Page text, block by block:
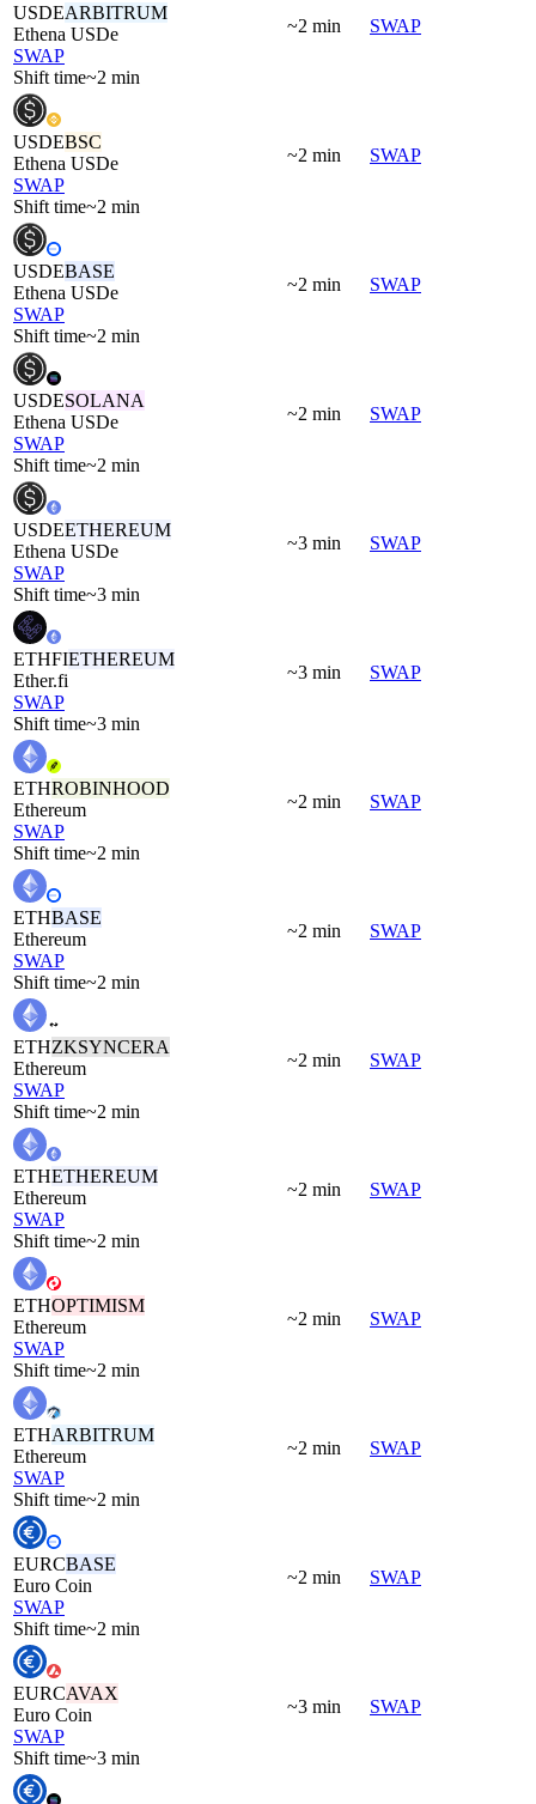
USDEARBITRUM
Ethena USDe
SWAP
Shift time~2 min
~2 min SWAP
USDEBSC
Ethena USDe
SWAP
Shift time~2 min
~2 min SWAP
USDEBASE
Ethena USDe
SWAP
Shift time~2 min
~2 min SWAP
USDESOLANA
Ethena USDe
SWAP
Shift time~2 min
~2 min SWAP
USDEETHEREUM
Ethena USDe
SWAP
Shift time~3 min
~3 min SWAP
ETHFIETHEREUM
Ether.fi
SWAP
Shift time~3 min
~3 min SWAP
ETHROBINHOOD
Ethereum
SWAP
Shift time~2 min
~2 min SWAP
ETHBASE
Ethereum
SWAP
Shift time~2 min
~2 min SWAP
ETHZKSYNCERA
Ethereum
SWAP
Shift time~2 min
~2 min SWAP
ETHETHEREUM
Ethereum
SWAP
Shift time~2 min
~2 min SWAP
ETHOPTIMISM
Ethereum
SWAP
Shift time~2 min
~2 min SWAP
ETHARBITRUM
Ethereum
SWAP
Shift time~2 min
~2 min SWAP
EURCBASE
Euro Coin
SWAP
Shift time~2 min
~2 min SWAP
EURCAVAX
Euro Coin
SWAP
Shift time~3 min
~3 min SWAP